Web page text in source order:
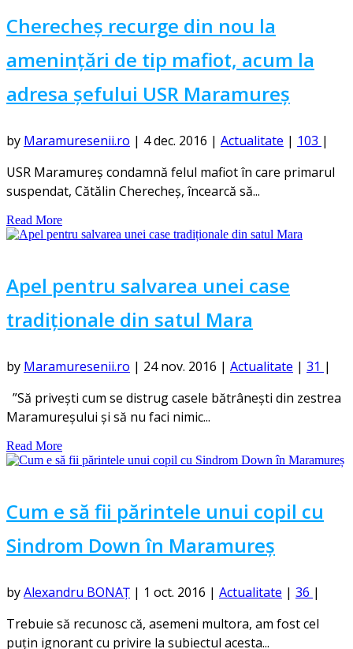
Cherecheș recurge din nou la
amenințări de tip mafiot, acum la
adresa șefului USR Maramureș
by Maramuresenii.ro | 4 dec. 2016 | Actualitate | 103 |
USR Maramureş condamnă felul mafiot în care primarul
suspendat, Cătălin Cherecheş, încearcă să...
Read More
Apel pentru salvarea unei case
tradiționale din satul Mara
by Maramuresenii.ro | 24 nov. 2016 | Actualitate | 31 |
”Să privești cum se distrug casele bătrânești din zestrea
Maramureșului și să nu faci nimic...
Read More
Cum e să fii părintele unui copil cu
Sindrom Down în Maramureș
byAlexandru BONAȚ | 1 oct. 2016 | Actualitate | 36 |
Trebuie să recunosc că, asemeni multora, am fost cel
puțin ignorant cu privire la subiectul acesta...